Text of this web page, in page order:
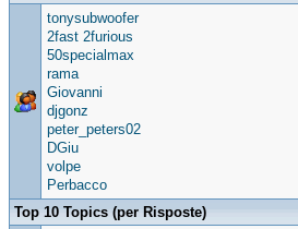
tonysubwoofer
2fast 2furious
50specialmax
rama
Giovanni
djgonz
peter_peters02
DGiu
volpe
Perbacco
Top 10 Topics (per Risposte)